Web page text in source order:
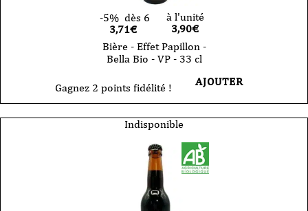
-5% dès 6
3,71€
à l'unité
3,90€
Bière - Effet Papillon -
Bella Bio - VP - 33 cl
Gagnez 2 points fidélité ! AJOUTER
Indisponible